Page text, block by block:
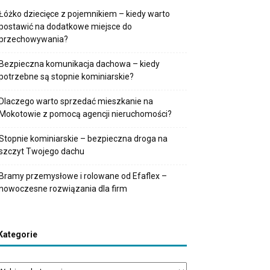
dziecięce z pojemnikiem – kiedy warto
na dodatkowe miejsce do
komunikacja dachowa – kiedy
są stopnie kominiarskie?
warto sprzedać mieszkanie na
z pomocą agencji nieruchomości?
kominiarskie – bezpieczna droga na
Twojego dachu
przemysłowe i rolowane od Efaflex –
rozwiązania dla firm